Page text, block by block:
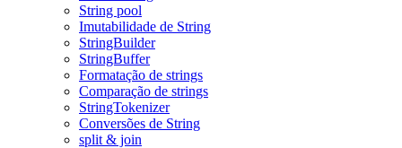
String pool
Imutabilidade de String
StringBuilder
StringBuffer
Formatação de strings
Comparação de strings
StringTokenizer
Conversões de String
split & join